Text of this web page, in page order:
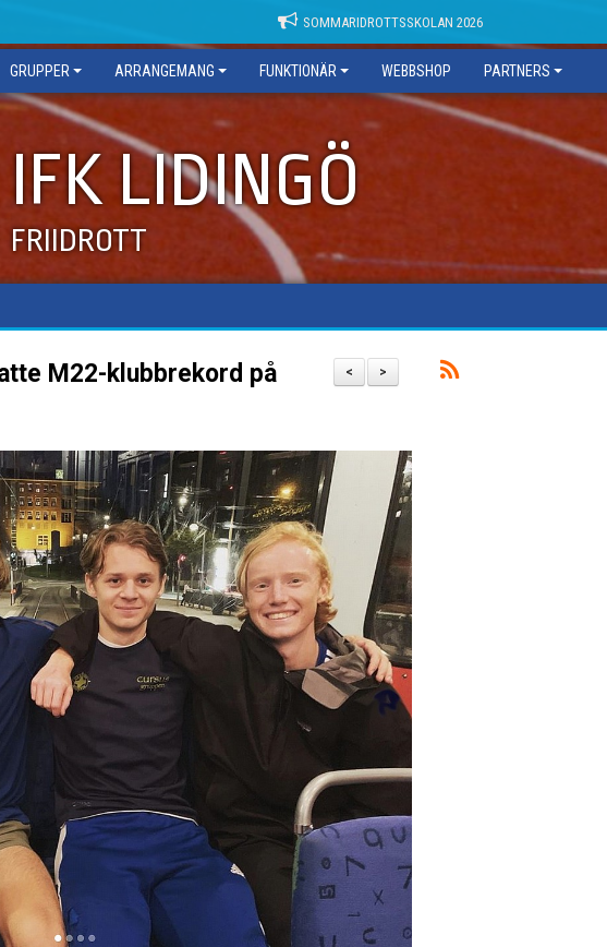
SOMMARIDROTTSSKOLAN 2026
GRUPPER ARRANGEMANG FUNKTIONÄR WEBBSHOP PARTNERS
IFK LIDINGÖ
FRIIDROTT
>
<
M22-klubbrekord på